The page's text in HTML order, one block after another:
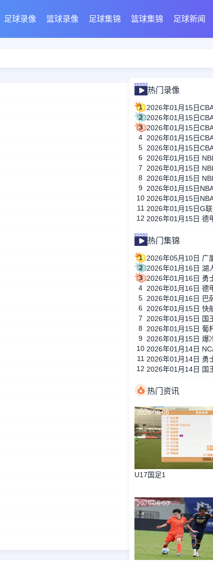
足球录像 篮球录像 足球集锦 篮球集锦 足球新闻
热门录像
1
2
3
4
5
6
7
8
9
10
11
12
热门集锦
1
2
3
4
5
6
7
8
9
10
11
12
热门资讯
2026-08-06
U17国足1
2026-08-06